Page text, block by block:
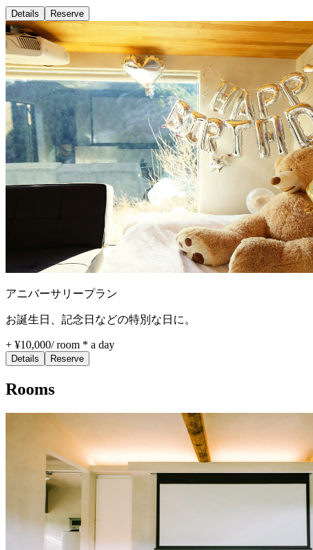
Details Reserve
アニバーサリープラン
お誕生日、記念日などの特別な日に。
+ ¥10,000/room * a day
Details Reserve
Rooms